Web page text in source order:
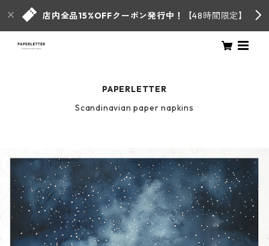
店内全品15%OFFクーポン発行中！ 【48時間限定】
PAPERLETTER
Scandinavian paper napkins